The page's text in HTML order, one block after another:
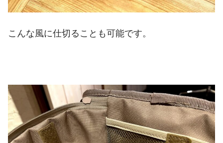
こんな風に仕切ることも可能です。